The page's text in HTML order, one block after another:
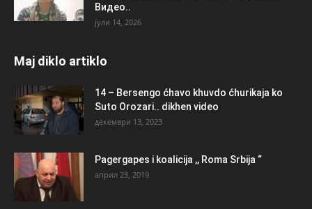
Видео..
јули 14, 2026
Maj diklo artiklo
14 – Bersengo ćhavo khuvdo ćhurikaja ko
Suto Orozari.. dikhen video
декември 13, 2023
Pagergapes i koalicija ,, Roma Srbija “
април 23, 2019